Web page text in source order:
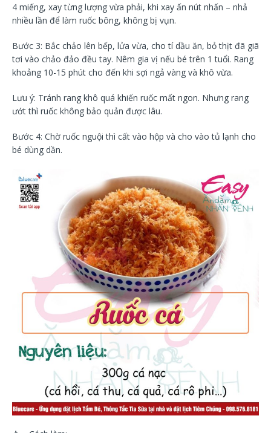
4 miếng, xay từng lượng vừa phải, khi xay ấn nút nhấn – nhả
nhiều lần để làm ruốc bông, không bị vụn.
Bước 3: Bắc chảo lên bếp, lửa vừa, cho tí dầu ăn, bỏ thịt đã giã
tơi vào chảo đảo đều tay. Nêm gia vị nếu bé trên 1 tuổi. Rang
khoảng 10-15 phút cho đến khi sợi ngả vàng và khô vừa.
Lưu ý: Tránh rang khô quá khiến ruốc mất ngon. Nhưng rang
ướt thì ruốc không bảo quản được lâu.
Bước 4: Chờ ruốc nguội thì cất vào hộp và cho vào tủ lạnh cho
bé dùng dần.